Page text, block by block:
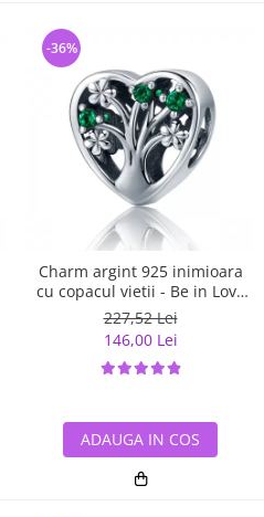
Charm argint 925 inimioara
cu copacul vietii - Be in Love
PST0105
227,52 Lei
146,00 Lei
-36%
ADAUGA IN COS